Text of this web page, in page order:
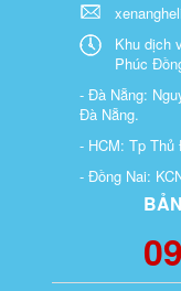
Khu dịch
Phúc
- Đà Nẵng:
Đà Nẵng.
- HCM: Tp
- Đồng Nai: